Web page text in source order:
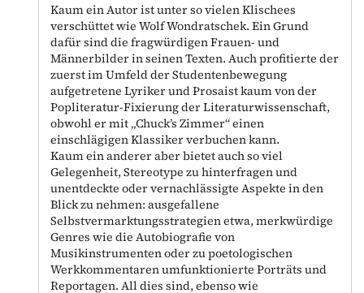
Kaum ein Autor ist unter so vielen Klischees
verschüttet wie Wolf Wondratschek. Ein Grund
dafür sind die fragwürdigen Frauen- und
Männerbilder in seinen Texten. Auch profitierte der
zuerst im Umfeld der Studentenbewegung
aufgetretene Lyriker und Prosaist kaum von der
Popliteratur-Fixierung der Literaturwissenschaft,
obwohl er mit „Chuck’s Zimmer“ einen
einschlägigen Klassiker verbuchen kann.
Kaum ein anderer aber bietet auch so viel
Gelegenheit, Stereotype zu hinterfragen und
unentdeckte oder vernachlässigte Aspekte in den
Blick zu nehmen: ausgefallene
Selbstvermarktungsstrategien etwa, merkwürdige
Genres wie die Autobiografie von
Musikinstrumenten oder zu poetologischen
Werkkommentaren umfunktionierte Porträts und
Reportagen. All dies sind, ebenso wie